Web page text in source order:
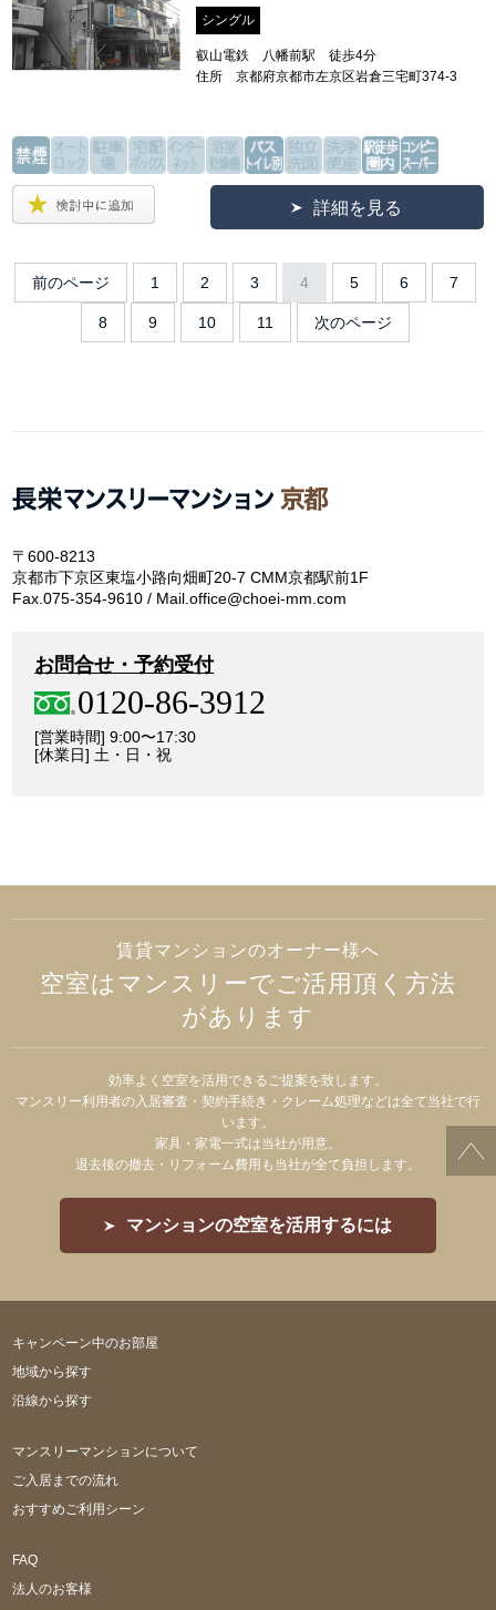
シングル
叡山電鉄 八幡前駅 徒歩4分
住所 京都府京都市左京区岩倉三宅町374-3
詳細を見る
前のページ 1 2 3 4 5 6 7
8 9 10 11 次のページ
〒600-8213
京都市下京区東塩小路向畑町20-7 CMM京都駅前1F
Fax.075-354-9610 / Mail.office@choei-mm.com
お問合せ・予約受付
0120-86-3912
[営業時間] 9:00〜17:30
[休業日] 土・日・祝
賃貸マンションのオーナー様へ
空室はマンスリーでご活用頂く方法
があります
効率よく空室を活用できるご提案を致します。
マンスリー利用者の入居審査・契約手続き・クレーム処理などは全て当社で行
います。
家具・家電一式は当社が用意。
退去後の撤去・リフォーム費用も当社が全て負担します。
マンションの空室を活用するには
キャンペーン中のお部屋
地域から探す
沿線から探す
マンスリーマンションについて
ご入居までの流れ
おすすめご利用シーン
FAQ
法人のお客様